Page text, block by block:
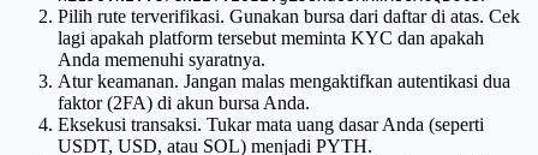
Pilih rute terverifikasi. Gunakan bursa dari daftar di atas. Cek
lagi apakah platform tersebut meminta KYC dan apakah
Anda memenuhi syaratnya.
Atur keamanan. Jangan malas mengaktifkan autentikasi dua
faktor (2FA) di akun bursa Anda.
Eksekusi transaksi. Tukar mata uang dasar Anda (seperti
USDT, USD, atau SOL) menjadi PYTH.